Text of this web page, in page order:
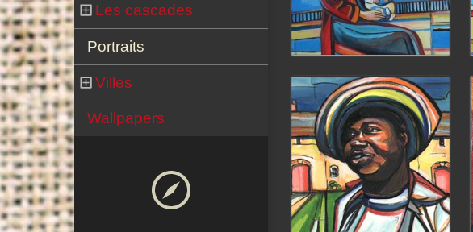
Les cascades
Portraits
Villes
Wallpapers